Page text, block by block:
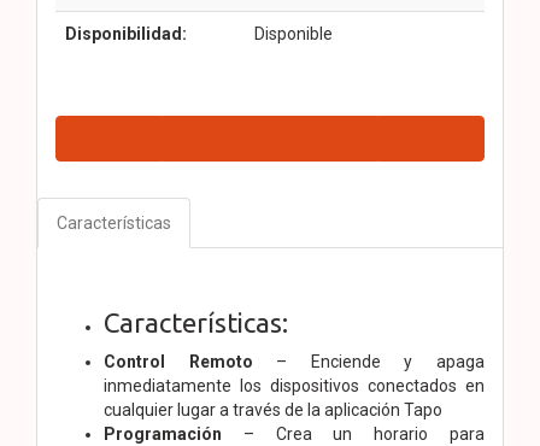
Disponibilidad: Disponible
Características
Características:
Control Remoto – Enciende y apaga
inmediatamente los dispositivos conectados en
cualquier lugar a través de la aplicación Tapo
Programación – Crea un horario para